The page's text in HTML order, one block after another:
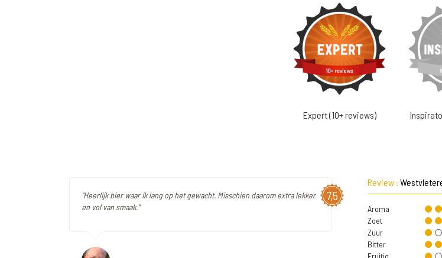
Expert (10+ reviews)
7,5
"Heerlijk bier waar ik lang op het gewacht. Misschien daarom extra lekker
en vol van smaak."
Review :
Aroma
Zoet
Zuur
Bitter
Fruitig